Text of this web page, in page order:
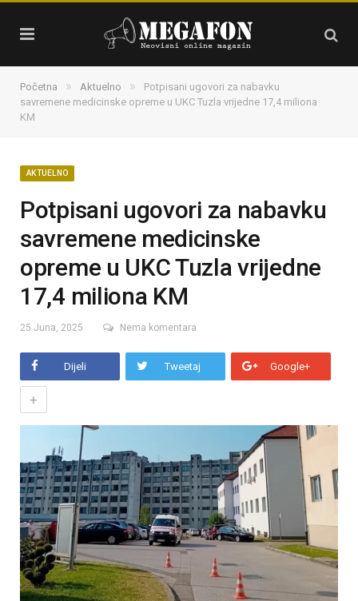
Početna » Aktuelno »
Potpisani ugovori za nabavku
savremene medicinske opreme u UKC Tuzla vrijedne 17,4 miliona
KM
AKTUELNO
Potpisani ugovori za nabavku
savremene medicinske
opreme u UKC Tuzla vrijedne
17,4 miliona KM
25 Juna, 2025 Nema komentara
Dijeli Tweetaj Google+
+